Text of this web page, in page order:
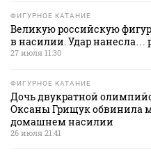
ФИГУРНОЕ КАТАНИЕ
Великую российскую
в насилии. Удар нанесла…
27 июля 11:30
ФИГУРНОЕ КАТАНИЕ
Дочь двукратной
Оксаны Грищук обвинила
домашнем насилии
26 июля 21:41